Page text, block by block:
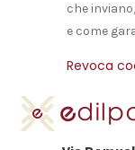
che
e come
Revoca